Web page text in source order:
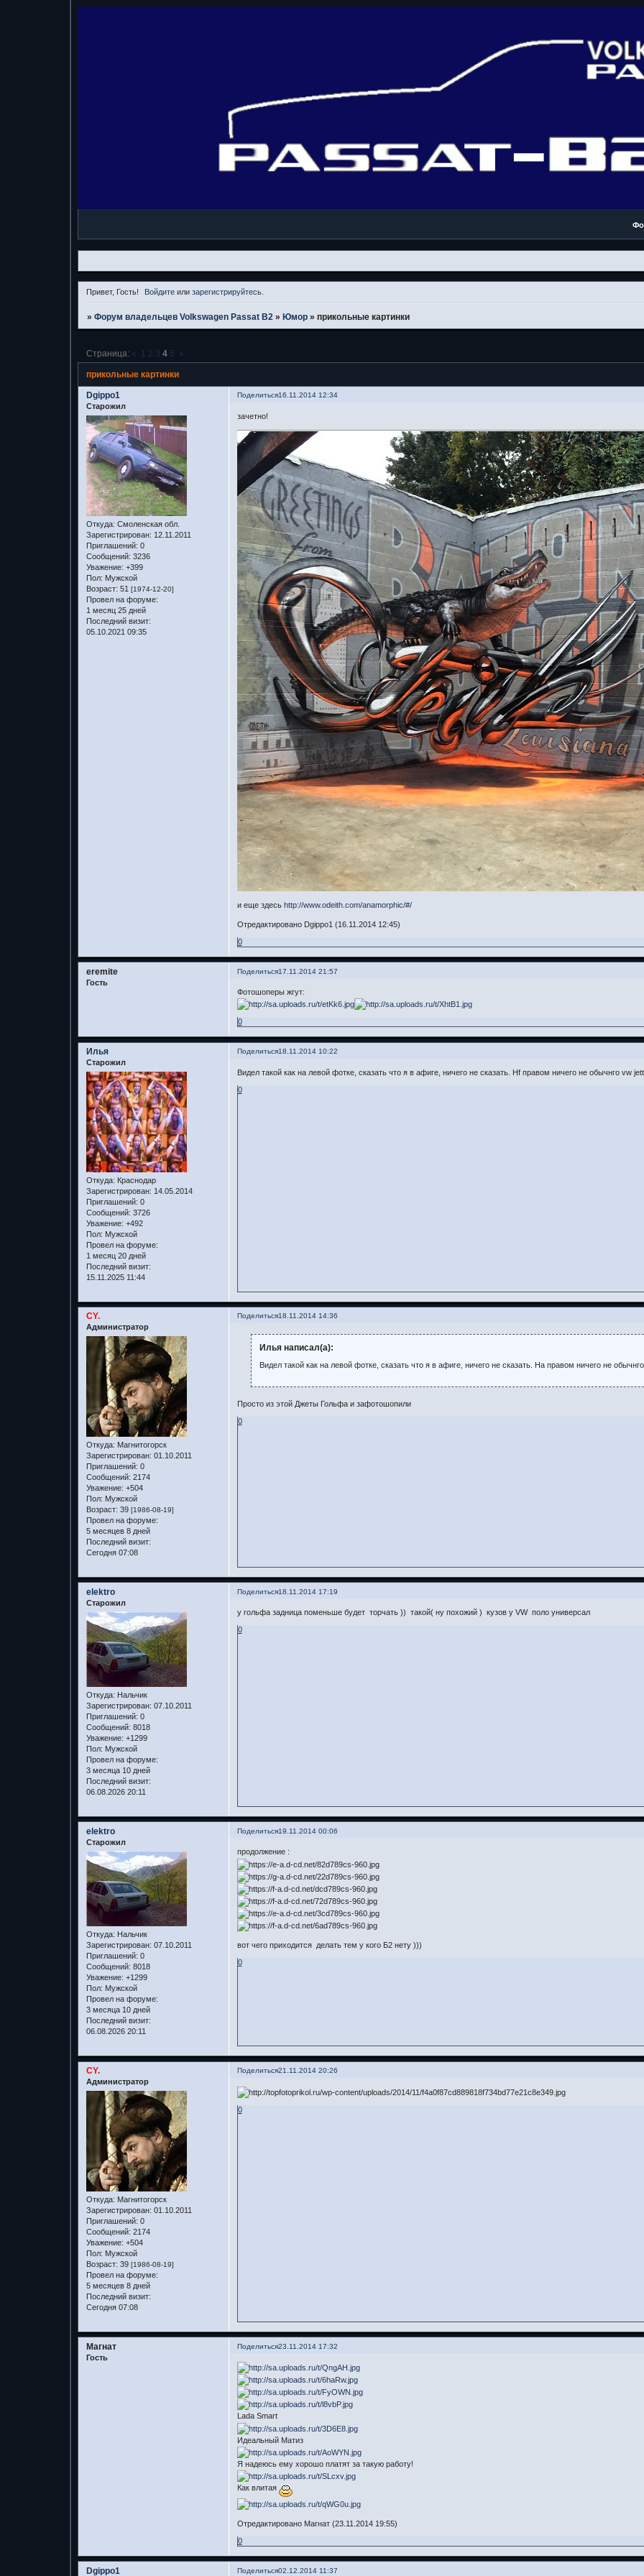
Привет, Гость! Войдите илизарегистрируйтесь.
» Форум владельцев Volkswagen Passat B2 » Юмор » прикольные картинки
прикольные картинки
Страница: « 1 2 3 4 5 »
Поделиться16.11.2014 12:34
Dgippo1
Старожил
Откуда: Смоленская обл.
Зарегистрирован: 12.11.2011
Приглашений: 0
Сообщений: 3236
Уважение: +399
Пол: Мужской
Возраст: 51 [1974-12-20]
Провел на форуме:
1 месяц 25 дней
Последний визит:
05.10.2021 09:35
зачетно!
и еще здесь http://www.odeith.com/anamorphic/#/
Отредактировано Dgippo1 (16.11.2014 12:45)
0
Поделиться17.11.2014 21:57
eremite
Гость
Фотошоперы жгут:
0
Поделиться18.11.2014 10:22
Илья
Старожил
Откуда: Краснодар
Зарегистрирован: 14.05.2014
Приглашений: 0
Сообщений: 3726
Уважение: +492
Пол: Мужской
Провел на форуме:
1 месяц 20 дней
Последний визит:
15.11.2025 11:44
Видел такой как на левой фотке, сказать что я в афиге, ничего не сказать. Нf правом ничего не обычнго vw
0
Поделиться18.11.2014 14:36
CY.
Администратор
Откуда: Магнитогорск
Зарегистрирован: 01.10.2011
Приглашений: 0
Сообщений: 2174
Уважение: +504
Пол: Мужской
Возраст: 39 [1986-08-19]
Провел на форуме:
5 месяцев 8 дней
Последний визит:
Сегодня 07:08
Илья написал(а):
Видел такой как на левой фотке, сказать что я в афиге, ничего не сказать. На правом ничего не
Просто из этой Джеты Гольфа и зафотошопили
0
Поделиться18.11.2014 17:19
elektro
Старожил
Откуда: Нальчик
Зарегистрирован: 07.10.2011
Приглашений: 0
Сообщений: 8018
Уважение: +1299
Пол: Мужской
Провел на форуме:
3 месяца 10 дней
Последний визит:
06.08.2026 20:11
у гольфа задница поменьше будет торчать )) такой( ну похожий ) кузов у VW поло универсал
0
Поделиться19.11.2014 00:06
elektro
Старожил
Откуда: Нальчик
Зарегистрирован: 07.10.2011
Приглашений: 0
Сообщений: 8018
Уважение: +1299
Пол: Мужской
Провел на форуме:
3 месяца 10 дней
Последний визит:
06.08.2026 20:11
продолжение :
вот чего приходится делать тем у кого Б2 нету )))
0
Поделиться21.11.2014 20:26
CY.
Администратор
Откуда: Магнитогорск
Зарегистрирован: 01.10.2011
Приглашений: 0
Сообщений: 2174
Уважение: +504
Пол: Мужской
Возраст: 39 [1986-08-19]
Провел на форуме:
5 месяцев 8 дней
Последний визит:
Сегодня 07:08
0
Поделиться23.11.2014 17:32
Магнат
Гость
Lada Smart
Идеальный Матиз
Я надеюсь ему хорошо платят за такую работу!
Как влитая
Отредактировано Магнат (23.11.2014 19:55)
0
Поделиться02.12.2014 11:37
Dgippo1